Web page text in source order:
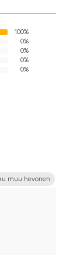
100%
0%
0%
0%
0%
muu hevonen